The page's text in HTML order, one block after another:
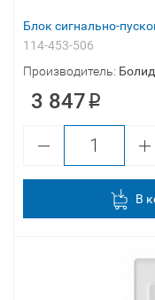
Блок сигнально-
114-453-506
Производитель: Болид
3 847
В